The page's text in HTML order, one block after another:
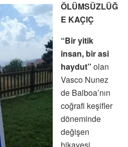
ÖLÜMSÜZLÜĞ
E KAÇIÇ
“Bir yitik
insan, bir asi
haydut” olan
Vasco Nunez
de Balboa’nın
coğrafi keşifler
döneminde
değişen